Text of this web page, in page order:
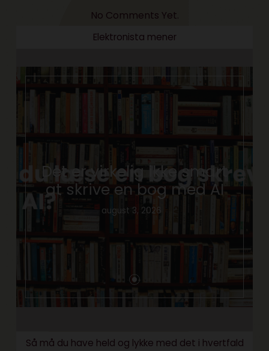
No Comments Yet.
Elektronista mener
Det er virkelig ikke smart
at skrive en bog med AI
august 3, 2026
Så må du have held og lykke med det i hvertfald